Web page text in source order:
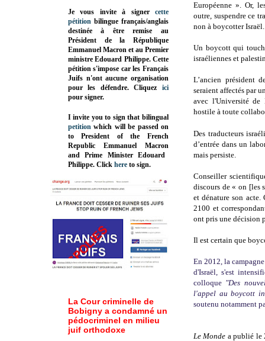
Européenne ». Or,
outre, suspendre ce
non à boycotter Israël.
Un boycott qui
israéliennes et
L’ancien président
seraient affectés par
avec l'Université de
hostile à toute
Des traducteurs
d’entrée dans un
mais persiste.
Conseiller
discours de « on [les
et dénature son
2100 et
ont pris une décision
Il est certain que
En 2012, la
d'Israël, s'est
colloque "Des
l'appel au boycott
soutenu notamment
Le Monde a publié le
Je vous invite à signer cette
pétition bilingue français/anglais
destinée à être remise au
Président de la République
Emmanuel Macron et au Premier
ministre Edouard Philippe. Cette
pétition s'impose car les Français
Juifs n'ont aucune organisation
pour les défendre. Cliquez
ici
pour signer.
I invite you to sign that bilingual
petition which will be passed on
to President of the French
Republic Emmanuel Macron
and Prime MinisterEdouard
Philippe. Click here to sign.
La Cour criminelle de
Bobigny a condamné un
pédocriminel en milieu
juif orthodoxe